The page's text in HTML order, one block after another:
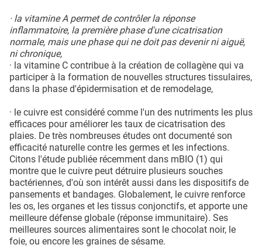
· la vitamine A permet de contrôler la réponse
inflammatoire, la première phase d'une cicatrisation
normale, mais une phase qui ne doit pas devenir ni aiguë,
ni chronique,
· la vitamine C contribue à la création de collagène qui va
participer à la formation de nouvelles structures tissulaires,
dans la phase d'épidermisation et de remodelage,
· le cuivre est considéré comme l'un des nutriments les plus
efficaces pour améliorer les taux de cicatrisation des
plaies. De très nombreuses études ont documenté son
efficacité naturelle contre les germes et les infections.
Citons l'étude publiée récemment dans mBIO (1) qui
montre que le cuivre peut détruire plusieurs souches
bactériennes, d'où son intérêt aussi dans les dispositifs de
pansements et bandages. Globalement, le cuivre renforce
les os, les organes et les tissus conjonctifs, et apporte une
meilleure défense globale (réponse immunitaire). Ses
meilleures sources alimentaires sont le chocolat noir, le
foie, ou encore les graines de sésame.